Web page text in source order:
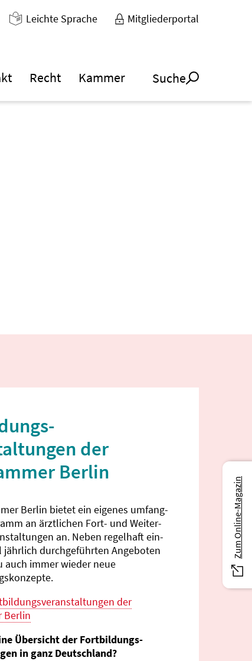
Leichte Sprache Mitgliederportal
Recht Kammer Suche
der
Berlin
Berlin bietet ein eigenes umfang­
an ärztlichen Fort- und Weiter­
an. Neben regelhaft ein-
jährlich durch­geführten Angeboten
auch immer wieder neue
der
Berlin
Übersicht der Fortbildungs­
in ganz Deutschland?
Zum Online-Magazin